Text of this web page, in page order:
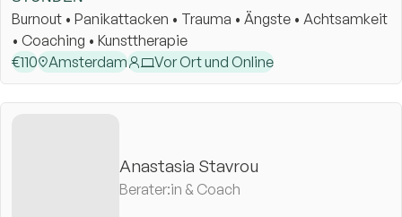
Burnout • Panikattacken • Trauma • Ängste • Achtsamkeit
• Coaching • Kunsttherapie
€110 Amsterdam Vor Ort und Online
Anastasia Stavrou
Berater:in & Coach